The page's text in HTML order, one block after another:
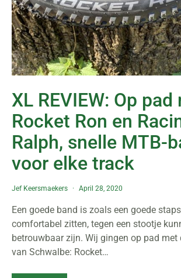
XL REVIEW: Op pad
Rocket Ron en
Ralph, snelle MTB-
voor elke track
Jef Keersmaekers April 28, 2020
Een goede band is zoals een goede
comfortabel zitten, tegen een stootje
betrouwbaar zijn. Wij gingen op pad met
van Schwalbe: Rocket…